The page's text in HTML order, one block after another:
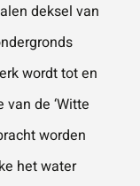
deksel van
wordt tot en
de ‘Witte
worden
het water